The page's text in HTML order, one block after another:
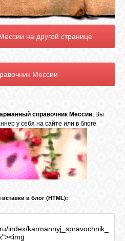
справочник Мессии, Вы
у себя на сайте или в блоге
в блог (HTML):